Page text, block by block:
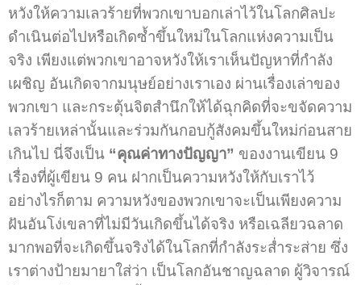
หวังให้ความเลวร้ายที่พวกเขาบอกเล่าไว้ในโลกศิลปะ
ดำเนินต่อไปหรือเกิดซ้ำขึ้นใหม่ในโลกแห่งความเป็น
จริง เพียงแต่พวกเขาอาจหวังให้เราเห็นปัญหาที่กำลัง
เผชิญ อันเกิดจากมนุษย์อย่างเราเอง ผ่านเรื่องเล่าของ
พวกเขา และกระตุ้นจิตสำนึกให้ได้ฉุกคิดที่จะขจัดความ
เลวร้ายเหล่านั้นและร่วมกันกอบกู้สังคมขึ้นใหม่ก่อนสาย
เกินไป นี่จึงเป็น “คุณค่าทางปัญญา” ของงานเขียน 9
เรื่องที่ผู้เขียน 9 คน ฝากเป็นความหวังให้กับเราไว้
อย่างไรก็ตาม ความหวังของพวกเขาจะเป็นเพียงความ
ฝันอันโง่เขลาที่ไม่มีวันเกิดขึ้นได้จริง หรือเฉลียวฉลาด
มากพอที่จะเกิดขึ้นจริงได้ในโลกที่กำลังระส่ำระส่าย ซึ่ง
เราต่างป้ายมายาใส่ว่า เป็นโลกอันชาญฉลาด ผู้วิจารณ์